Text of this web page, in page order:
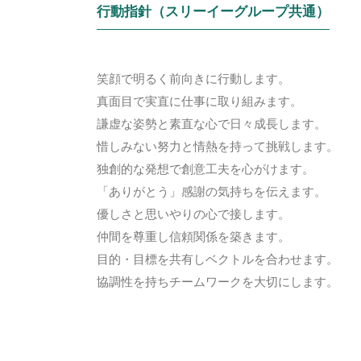
行動指針（スリーイーグループ共通）
笑顔で明るく前向きに行動します。
真面目で実直に仕事に取り組みます。
謙虚な姿勢と素直な心で日々成長します。
惜しみない努力と情熱を持って挑戦します。
独創的な発想で創意工夫を心がけます。
「ありがとう」感謝の気持ちを伝えます。
優しさと思いやりの心で接します。
仲間を尊重し信頼関係を築きます。
目的・目標を共有しベクトルを合わせます。
協調性を持ちチームワークを大切にします。